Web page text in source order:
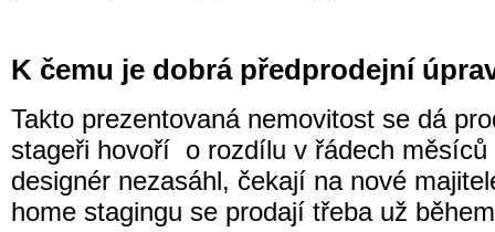
K čemu je dobrá předprodejní
Takto prezentovaná nemovitost se dá
stageři hovoří o rozdílu v řádech
designér nezasáhl, čekají na nové
home stagingu se prodají třeba už